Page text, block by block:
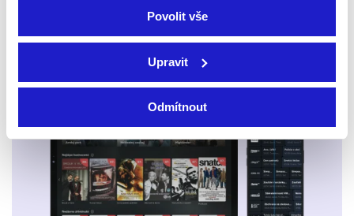
Povolit vše
Upravit
Odmítnout
Smart TV - Android, Google, Samsung, LG, VIDAA